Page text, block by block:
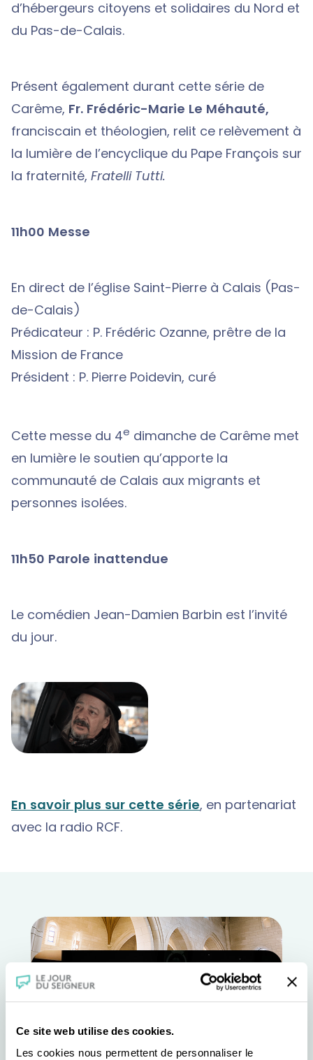
Ce site web utilise des cookies.
Les cookies nous permettent de personnaliser le
d’hébergeurs citoyens et solidaires du Nord et
du Pas-de-Calais.
Présent également durant cette série de
Carême, Fr. Frédéric-Marie Le Méhauté,
franciscain et théologien, relit ce relèvement à
la lumière de l’encyclique du Pape François sur
la fraternité, Fratelli Tutti.
11h00 Messe
En direct de l’église Saint-Pierre à Calais (Pas-
de-Calais)
Prédicateur : P. Frédéric Ozanne, prêtre de la
Mission de France
Président : P. Pierre Poidevin, curé
Cette messe du 4e dimanche de Carême met
en lumière le soutien qu’apporte la
communauté de Calais aux migrants et
personnes isolées.
11h50 Parole inattendue
Le comédien Jean-Damien Barbin est l’invité
du jour.
En savoir plus sur cette série, en partenariat
avec la radio RCF.